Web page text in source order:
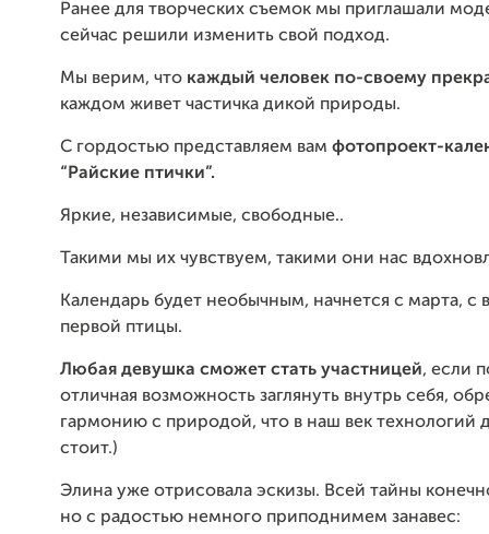
Ранее для творческих съемок мы приглашали
сейчас решили изменить свой подход.
Мы верим, что каждый человек по-своему
каждом живет частичка дикой природы.
С гордостью представляем вам фотопроект-
“Райские птички”.
Яркие, независимые, свободные..
Такими мы их чувствуем, такими они нас
Календарь будет необычным, начнется с марта, с
первой птицы.
Любая девушка сможет стать участницей, если
отличная возможность заглянуть внутрь себя,
гармонию с природой, что в наш век технологий
стоит.)
Элина уже отрисовала эскизы. Всей тайны
но с радостью немного приподнимем занавес: